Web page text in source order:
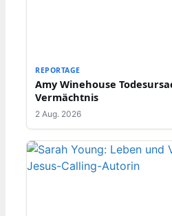
REPORTAGE
Amy Winehouse
Vermächtnis
2 Aug. 2026